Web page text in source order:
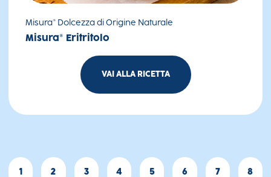
Misura® Dolcezza di Origine Naturale
Misura® Eritritolo
VAI ALLA RICETTA
1 2 3 4 5 6 7 8